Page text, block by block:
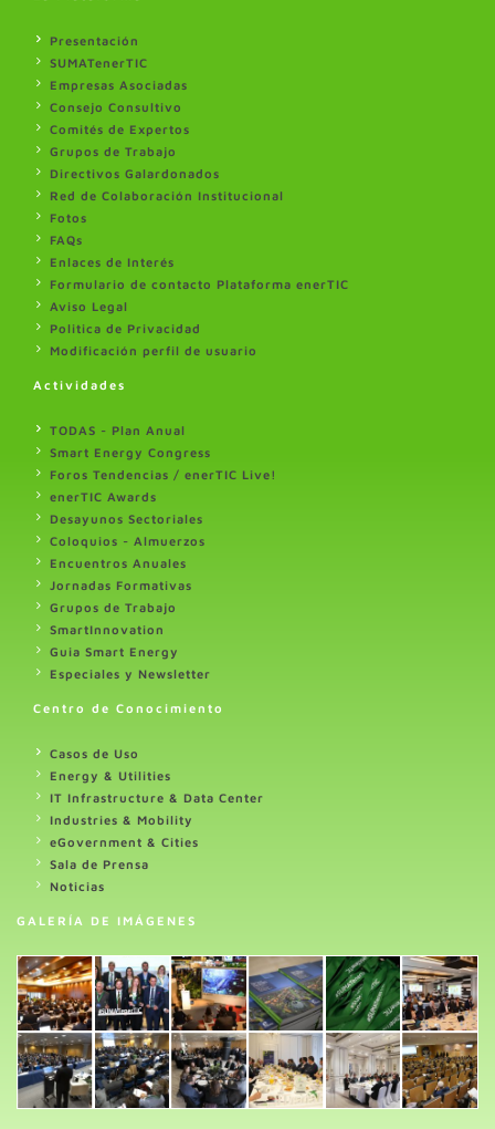
Presentación
SUMATenerTIC
Empresas Asociadas
Consejo Consultivo
Comités de Expertos
Grupos de Trabajo
Directivos Galardonados
Red de Colaboración Institucional
Fotos
FAQs
Enlaces de Interés
Formulario de contacto Plataforma enerTIC
Aviso Legal
Politica de Privacidad
Modificación perfil de usuario
Actividades
TODAS - Plan Anual
Smart Energy Congress
Foros Tendencias / enerTIC Live!
enerTIC Awards
Desayunos Sectoriales
Coloquios - Almuerzos
Encuentros Anuales
Jornadas Formativas
Grupos de Trabajo
SmartInnovation
Guia Smart Energy
Especiales y Newsletter
Centro de Conocimiento
Casos de Uso
Energy & Utilities
IT Infrastructure & Data Center
Industries & Mobility
eGovernment & Cities
Sala de Prensa
Noticias
GALERÍA DE IMÁGENES